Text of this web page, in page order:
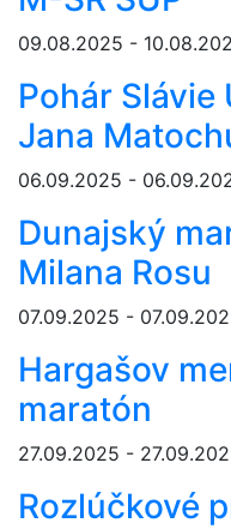
09.08.2025 -
Pohár Slávie
Jana
06.09.2025 -
Dunajský
Milana Rosu
07.09.2025 -
Hargašov
maratón
27.09.2025 -
Rozlúčkové